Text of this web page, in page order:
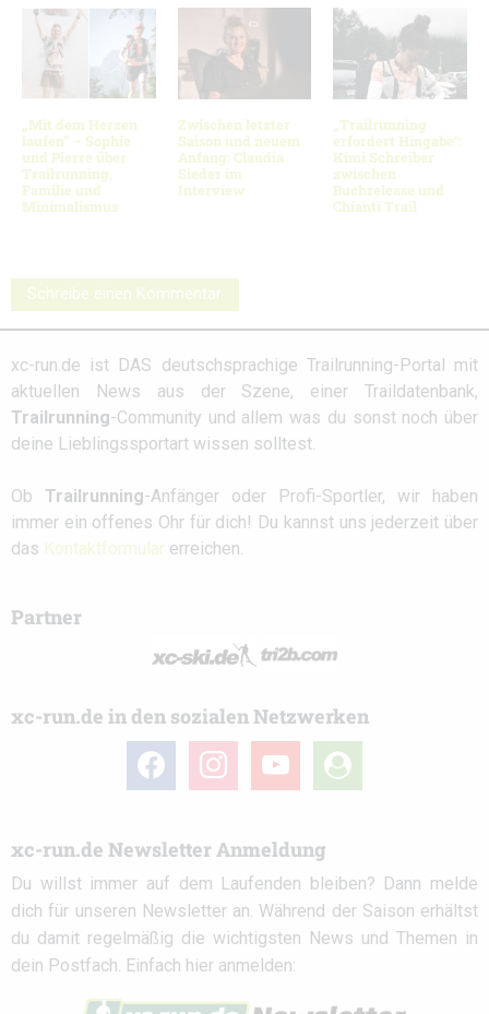
„Mit dem Herzen
laufen“ – Sophie
und Pierre über
Trailrunning,
Familie und
Minimalismus
Zwischen letzter
Saison und neuem
Anfang: Claudia
Sieder im
Interview
„Trailrunning
erfordert Hingabe“:
Kimi Schreiber
zwischen
Buchrelease und
Chianti Trail
Schreibe einen Kommentar
xc-run.de ist DAS deutschsprachige Trailrunning-Portal mit
aktuellen News aus der Szene, einer Traildatenbank,
Trailrunning-Community und allem was du sonst noch über
deine Lieblingssportart wissen solltest.
Ob Trailrunning-Anfänger oder Profi-Sportler, wir haben
immer ein offenes Ohr für dich! Du kannst uns jederzeit über
das Kontaktformular erreichen.
Partner
xc-run.de in den sozialen Netzwerken
facebook instagramyoutube
user-
circle
xc-run.de Newsletter Anmeldung
Du willst immer auf dem Laufenden bleiben? Dann melde
dich für unseren Newsletter an. Während der Saison erhältst
du damit regelmäßig die wichtigsten News und Themen in
dein Postfach. Einfach hier anmelden: